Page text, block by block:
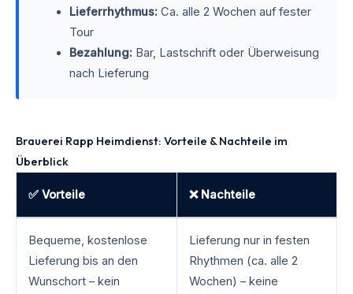
Lieferrhythmus:Ca. alle 2 Wochen auf fester
Tour
Bezahlung:Bar, Lastschrift oder Überweisung
nach Lieferung
Brauerei Rapp Heimdienst: Vorteile & Nachteile im
Überblick
✅ Vorteile ❌ Nachteile
Bequeme, kostenlose
Lieferung bis an den
Wunschort – kein
Lieferung nur in festen
Rhythmen (ca. alle 2
Wochen) – keine